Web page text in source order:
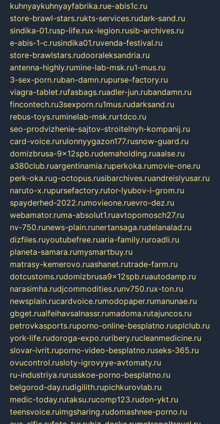
kuhnyaykuhnyayfabrika.rue-abis1c.ru
store-brawl-stars.rukts-services.rudark-sand.ru
sindika-01.rusp-life.rux-legion.rusib-archives.ru
e-abis-1-c.rusindika01.ruvenda-festival.ru
store-brawlstars.rudooraleksandria.ru
antenna-highly.rumine-lab-msk.ru1-mus.ru
3-sex-porn.ruban-damn.rupurse-factory.ru
viagra-tablet.rufasbags.ruadler-jun.rubandamn.ru
fincontech.ru3sexporn.ru1mus.rudarksand.ru
rebus-toys.ruminelab-msk.rurtdco.ru
seo-prodvizhenie-sajtov-stroitelnyh-kompanij.ru
card-voice.rurulonnyygazon177.rusnow-guard.ru
domizbrusa-9x12spb.rudemaholding.ruaalse.ru
a380club.ruargentinamia.ruperkoka.rumovie-one.ru
perk-oka.rug-octopus.rusibarchives.ruandreislyusar.ru
naruto-x.rupursefactory.rutor-lyubov-i-grom.ru
spayderhed-2022.rumovieone.ruevro-dez.ru
webamator.ruma-absolut1.ruavtopomosch27.ru
nv-750.runews-plain.runertansaga.rudelanalad.ru
dizfiles.ruyoutubefree.ruaria-family.ruroadli.ru
planeta-samara.rumysmartbuy.ru
matrasy-kemerovo.ruashanet.rutrade-farm.ru
dotcustoms.rudomizbrusa9x12spb.ruautodamp.ru
narasimha.rudjcommodities.runv750.rux-ton.ru
newsplain.rucardvoice.rumodopaper.rumanunae.ru
gbget.rualfeihavsalnassr.rumadoma.rutajuncos.ru
petrovkasports.ruporno-online-besplatno.rusplclub.ru
york-life.rudoroga-expo.ruribery.rucleanmedicine.ru
slovar-ivrit.ruporno-video-besplatno.ruseks-365.ru
ovucontrol.rusloty-igrovyye-avtomaty.ru
ru-industriya.rurusskoe-porno-besplatno.ru
belgorod-day.rudigilith.rupichkurovlab.ru
medic-today.rutaksu.rucomp123.rudon-ykt.ru
teensvoice.ruimgsharing.rudomashnee-porno.ru